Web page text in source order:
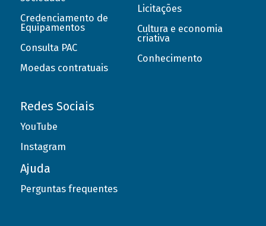
Credenciamento de
Equipamentos
Consulta PAC
Moedas contratuais
Licitações
Cultura e economia
criativa
Conhecimento
Redes Sociais
YouTube
Instagram
Ajuda
Perguntas frequentes